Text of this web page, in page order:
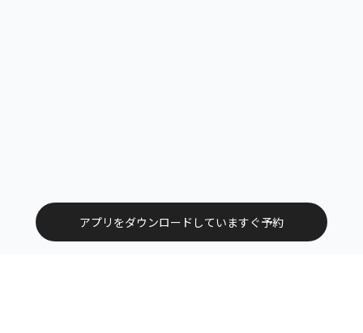
アプリをダウンロードしていますぐ予約